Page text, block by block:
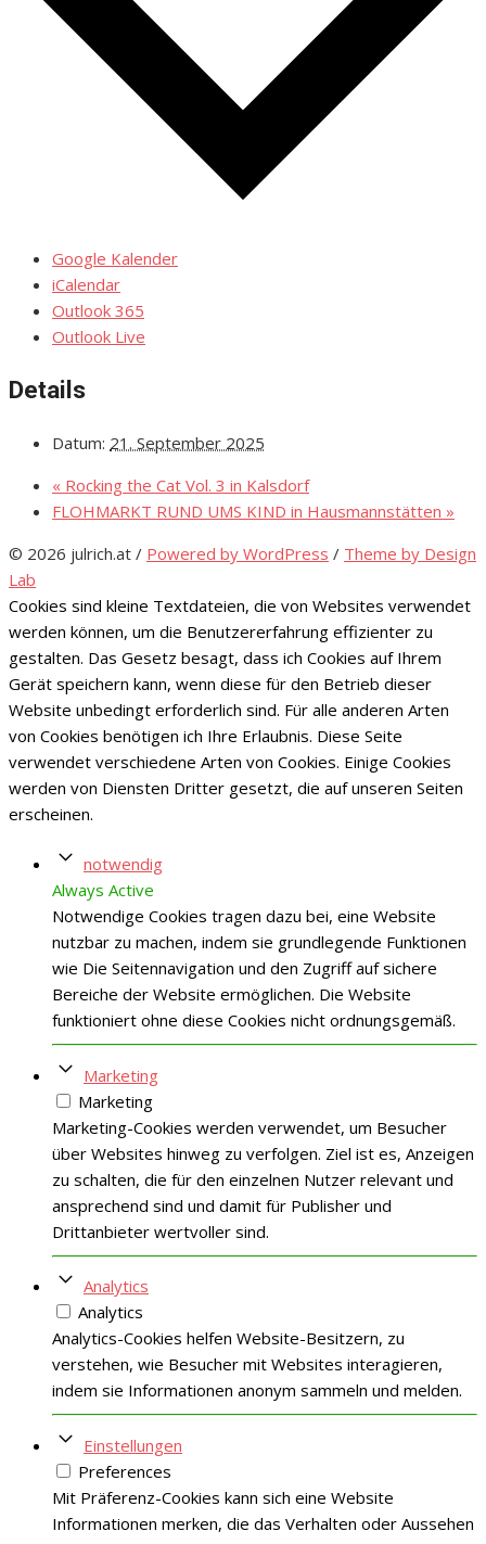
Google Kalender
iCalendar
Outlook 365
Outlook Live
Details
Datum: 21. September 2025
« Rocking the Cat Vol. 3 in Kalsdorf
FLOHMARKT RUND UMS KIND in Hausmannstätten »
© 2026 julrich.at / Powered by WordPress / Theme by Design
Lab
Cookies sind kleine Textdateien, die von Websites verwendet
werden können, um die Benutzererfahrung effizienter zu
gestalten. Das Gesetz besagt, dass ich Cookies auf Ihrem
Gerät speichern kann, wenn diese für den Betrieb dieser
Website unbedingt erforderlich sind. Für alle anderen Arten
von Cookies benötigen ich Ihre Erlaubnis. Diese Seite
verwendet verschiedene Arten von Cookies. Einige Cookies
werden von Diensten Dritter gesetzt, die auf unseren Seiten
erscheinen.
notwendig
Always Active
Notwendige Cookies tragen dazu bei, eine Website
nutzbar zu machen, indem sie grundlegende Funktionen
wie Die Seitennavigation und den Zugriff auf sichere
Bereiche der Website ermöglichen. Die Website
funktioniert ohne diese Cookies nicht ordnungsgemäß.
Marketing
Marketing
Marketing-Cookies werden verwendet, um Besucher
über Websites hinweg zu verfolgen. Ziel ist es, Anzeigen
zu schalten, die für den einzelnen Nutzer relevant und
ansprechend sind und damit für Publisher und
Drittanbieter wertvoller sind.
Analytics
Analytics
Analytics-Cookies helfen Website-Besitzern, zu
verstehen, wie Besucher mit Websites interagieren,
indem sie Informationen anonym sammeln und melden.
Einstellungen
Preferences
Mit Präferenz-Cookies kann sich eine Website
Informationen merken, die das Verhalten oder Aussehen